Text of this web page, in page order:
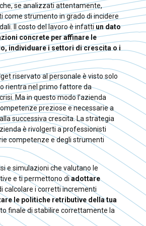
se analizzati attentamente,
come strumento in grado di incidere
Il costo del lavoro è infatti undato
concrete per affinare le
individuare i settori di crescita o i
riservato al personale è visto solo
rientra nel primo fattore da
Ma in questo modo l’azienda
preziose e necessarie a
successiva crescita. La strategia
è rivolgerti a professionisti
competenze e degli strumenti
e simulazioni che valutano le
e ti permettono diadottare
calcolare i corretti incrementi
le politiche retributive della tua
finale di stabilire correttamente la